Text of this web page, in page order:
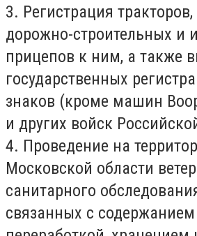
3. Регистрация
дорожно-строительных
прицепов к ним, а также
государственных
знаков (кроме машин
и других войск
4. Проведение на
Московской области
санитарного
связанных с